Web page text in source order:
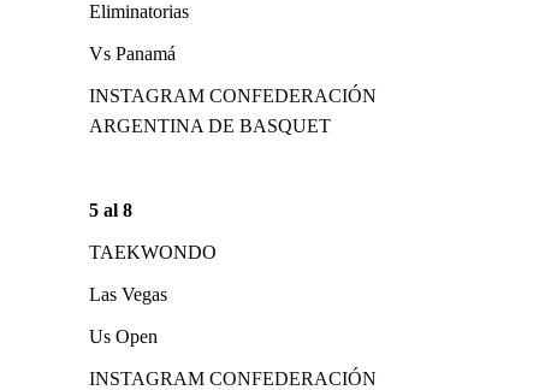
Eliminatorias
Vs Panamá
INSTAGRAM CONFEDERACIÓN
ARGENTINA DE BASQUET
5 al 8
TAEKWONDO
Las Vegas
Us Open
INSTAGRAM CONFEDERACIÓN